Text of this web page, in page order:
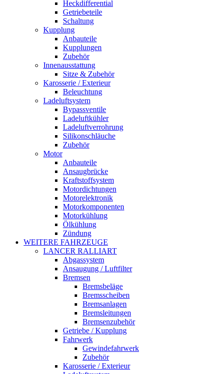
Heckdifferential
Getriebeteile
Schaltung
Kupplung
Anbauteile
Kupplungen
Zubehör
Innenausstattung
Sitze & Zubehör
Karosserie / Exterieur
Beleuchtung
Ladeluftsystem
Bypassventile
Ladeluftkühler
Ladeluftverrohrung
Silikonschläuche
Zubehör
Motor
Anbauteile
Ansaugbrücke
Kraftstoffsystem
Motordichtungen
Motorelektronik
Motorkomponenten
Motorkühlung
Ölkühlung
Zündung
WEITERE FAHRZEUGE
LANCER RALLIART
Abgassystem
Ansaugung / Luftfilter
Bremsen
Bremsbeläge
Bremsscheiben
Bremsanlagen
Bremsleitungen
Bremsenzubehör
Getriebe / Kupplung
Fahrwerk
Gewindefahrwerk
Zubehör
Karosserie / Exterieur